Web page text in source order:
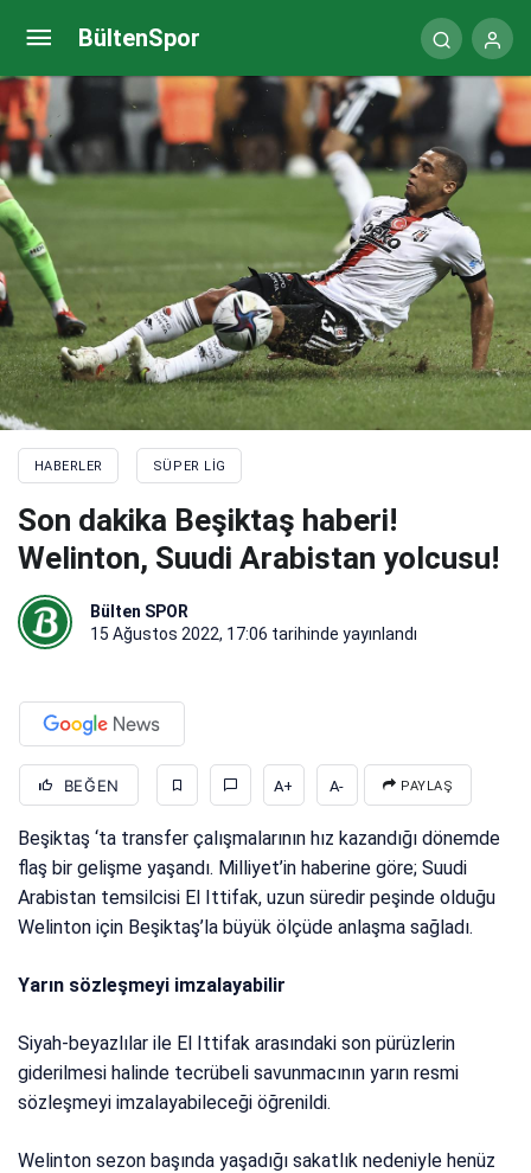
BültenSpor
HABERLER SÜPER LIG
Son dakika Beşiktaş haberi!
Welinton, Suudi Arabistan yolcusu!
Bülten SPOR
15 Ağustos 2022, 17:06 tarihinde yayınlandı
BEĞEN A+ A- PAYLAŞ
Beşiktaş ‘ta transfer çalışmalarının hız kazandığı dönemde
flaş bir gelişme yaşandı. Milliyet’in haberine göre; Suudi
Arabistan temsilcisi El Ittifak, uzun süredir peşinde olduğu
Welinton için Beşiktaş’la büyük ölçüde anlaşma sağladı.
Yarın sözleşmeyi imzalayabilir
Siyah-beyazlılar ile El Ittifak arasındaki son pürüzlerin
giderilmesi halinde tecrübeli savunmacının yarın resmi
sözleşmeyi imzalayabileceği öğrenildi.
Welinton sezon başında yaşadığı sakatlık nedeniyle henüz
CANLI | Konyaspor – Başakşehir